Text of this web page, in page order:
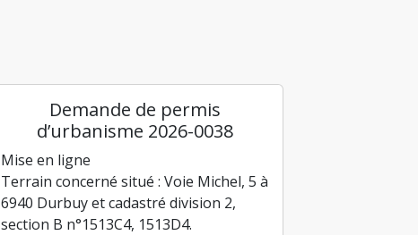
Demande de permis
d’urbanisme 2026-0038
Mise en ligne
Terrain concerné situé : Voie Michel, 5 à
6940 Durbuy et cadastré division 2,
section B n°1513C4, 1513D4.